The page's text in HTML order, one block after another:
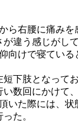
ら右腰に痛みを
違う感じがして
向けで寝ている
下肢となって
数回にかけて
いた際には、状
た。